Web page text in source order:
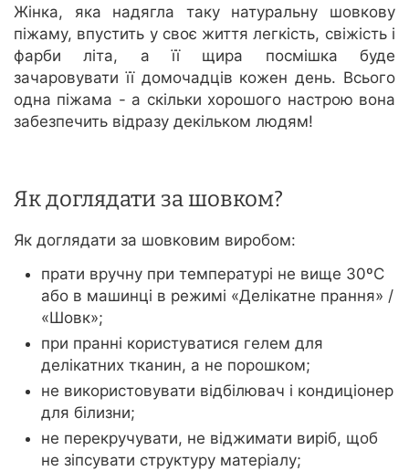
Жінка, яка надягла таку натуральну шовкову
піжаму, впустить у своє життя легкість, свіжість і
фарби літа, а її щира посмішка буде
зачаровувати її домочадців кожен день. Всього
одна піжама - а скільки хорошого настрою вона
забезпечить відразу декільком людям!
Як доглядати за шовком?
Як доглядати за шовковим виробом:
прати вручну при температурі не вище 30ºС
або в машинці в режимі «Делікатне прання» /
«Шовк»;
при пранні користуватися гелем для
делікатних тканин, а не порошком;
не використовувати відбілювач і кондиціонер
для білизни;
не перекручувати, не віджимати виріб, щоб
не зіпсувати структуру матеріалу;